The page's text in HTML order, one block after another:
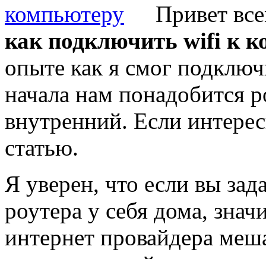
Привет
как подключить wifi к
опыте как я смог
начала нам
внутренний. Если
статью.
Я уверен, что если вы
роутера у себя дома,
интернет провайдера